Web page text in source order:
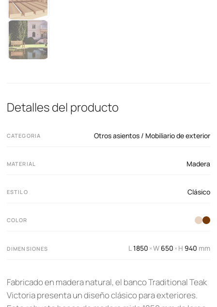
Detalles del producto
CATEGORIA Otros asientos / Mobiliario de exterior
MATERIAL Madera
ESTILO Clásico
COLOR
DIMENSIONES L1850 ×W 650 ×H 940 mm
Fabricado en madera natural, el banco Traditional Teak
Victoria presenta un diseño clásico para exteriores.